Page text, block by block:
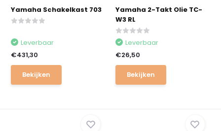
Yamaha Schakelkast 703
Leverbaar
€431,30
Bekijken
Yamaha 2-Takt Olie TC-
W3 RL
Leverbaar
€26,50
Bekijken